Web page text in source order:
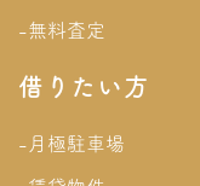
-無料査定
借りたい方
-月極駐車場